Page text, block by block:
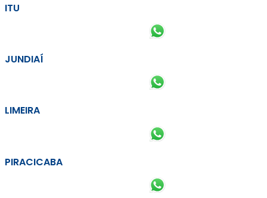
ITU
JUNDIAÍ
LIMEIRA
PIRACICABA